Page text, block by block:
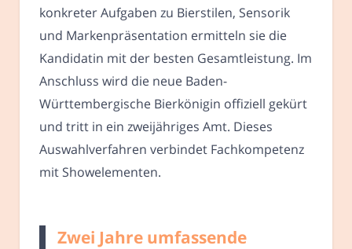
konkreter Aufgaben zu Bierstilen, Sensorik
und Markenpräsentation ermitteln sie die
Kandidatin mit der besten Gesamtleistung. Im
Anschluss wird die neue Baden-
Württembergische Bierkönigin offiziell gekürt
und tritt in ein zweijähriges Amt. Dieses
Auswahlverfahren verbindet Fachkompetenz
mit Showelementen.
Zwei Jahre umfassende